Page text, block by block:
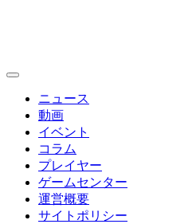
toggle
ニュース
動画
イベント
コラム
プレイヤー
ゲームセンター
運営概要
サイトポリシー